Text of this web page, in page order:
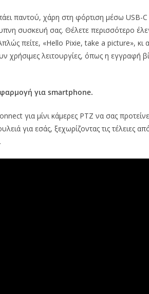
παντού, χάρη στη φόρτιση μέσω USB-
συσκευή σας. Θέλετε περισσότερο
πείτε, «Hello Pixie, take a picture», κι
χρήσιμες λειτουργίες, όπως η εγγραφή
για smartphone.
για μίνι κάμερες PTZ να σας
για εσάς, ξεχωρίζοντας τις τέλειες